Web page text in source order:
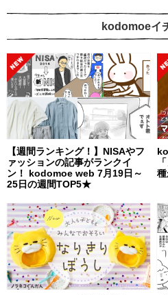
kodomoeイ
【週間ランキング！】NISAやフ
ァッションの記事がランクイ
ン！ kodomoe web 7月19日～
25日の週間TOP5★
種